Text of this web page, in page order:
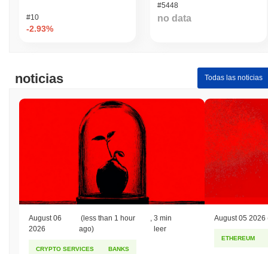
#10
-2.93%
#5448
no data
noticias Todas las noticias
August 06
2026
(less than 1 hour
ago)
,3 min
leer
CRYPTO SERVICES BANKS
August 05 2026
ETHEREUM